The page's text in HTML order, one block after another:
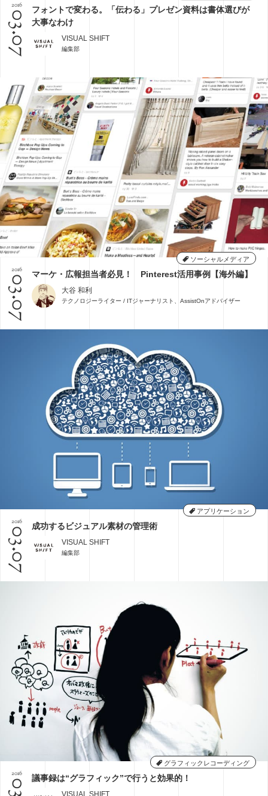
2016
03.07フォントで変わる。「伝わる」プレゼン資料は書体選びが
大事なわけ
VISUAL SHIFT
編集部
ソーシャルメディア
2016
03.07マーケ・広報担当者必見！ Pinterest活用事例【海外編】
大谷 和利
テクノロジーライター / ITジャーナリスト、AssistOnアドバイザー
アプリケーション
2016
03.07 成功するビジュアル素材の管理術
VISUAL SHIFT
編集部
グラフィックレコーディング
2016 議事録は“グラフィック”で行うと効果的！
VISUAL SHIFT